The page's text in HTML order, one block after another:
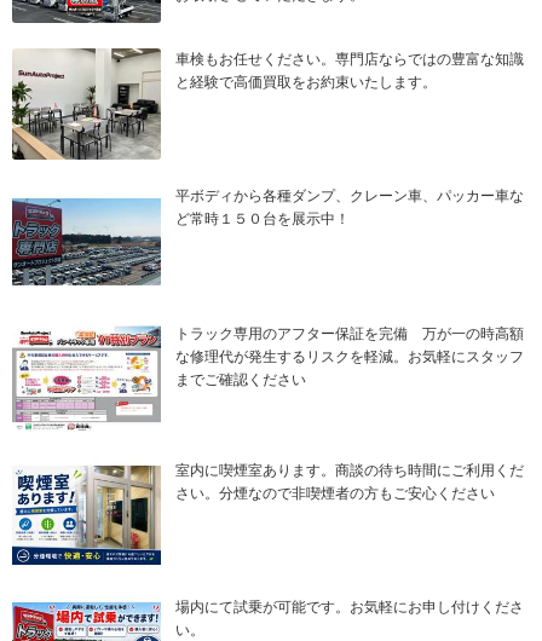
車検もお任せください。専門店ならではの豊富な知識
と経験で高価買取をお約束いたします。
平ボディから各種ダンプ、クレーン車、パッカー車な
ど常時１５０台を展示中！
トラック専用のアフター保証を完備 万が一の時高額
な修理代が発生するリスクを軽減。お気軽にスタッフ
までご確認ください
室内に喫煙室あります。商談の待ち時間にご利用くだ
さい。分煙なので非喫煙者の方もご安心ください
場内にて試乗が可能です。お気軽にお申し付けくださ
い。